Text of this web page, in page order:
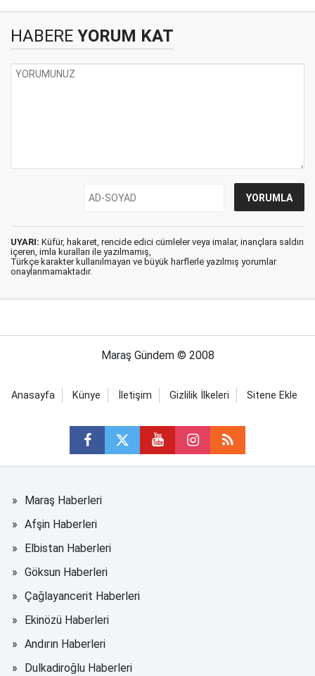
HABERE YORUM KAT
UYARI: Küfür, hakaret, rencide edici cümleler veya imalar, inançlara saldırı
içeren, imla kuralları ile yazılmamış,
Türkçe karakter kullanılmayan ve büyük harflerle yazılmış yorumlar
onaylanmamaktadır.
Maraş Gündem © 2008
Anasayfa Künye İletişim Gizlilik İlkeleri Sitene Ekle
Maraş Haberleri
Afşin Haberleri
Elbistan Haberleri
Göksun Haberleri
Çağlayancerit Haberleri
Ekinözü Haberleri
Andırın Haberleri
Dulkadiroğlu Haberleri